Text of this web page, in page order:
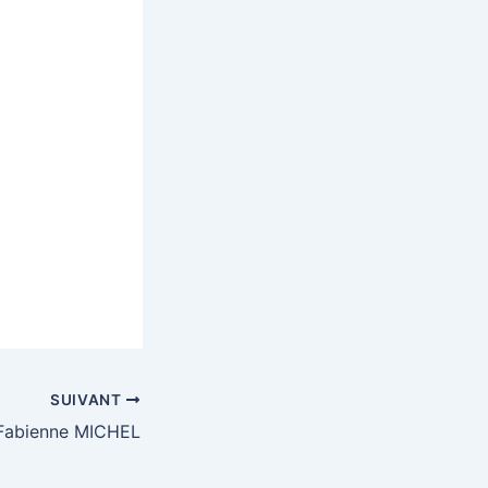
SUIVANT
MICHEL